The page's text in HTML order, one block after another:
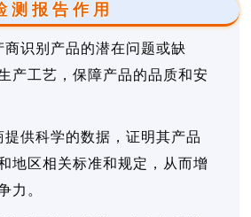
测报告作用
商识别产品的潜在问题或缺
产工艺，保障产品的品质和安
提供科学的数据，证明其产品
地区相关标准和规定，从而增
力。